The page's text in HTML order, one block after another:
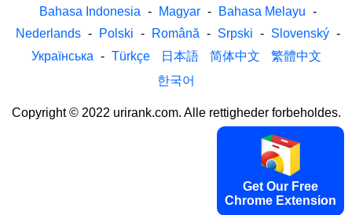
Bahasa Indonesia - Magyar - Bahasa Melayu -
Nederlands - Polski - Română - Srpski - Slovenský -
Українська - Türkçe 日本語 简体中文
繁體中文
한국어
Copyright © 2022 urirank.com. Alle rettigheder forbeholdes.
Get Our Free
Chrome Extension